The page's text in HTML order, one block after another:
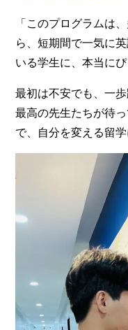
「このプログラムは
ら、短期間で一気に
いる学生に、本当に
最初は不安でも、一
最高の先生たちが待
で、自分を変える留